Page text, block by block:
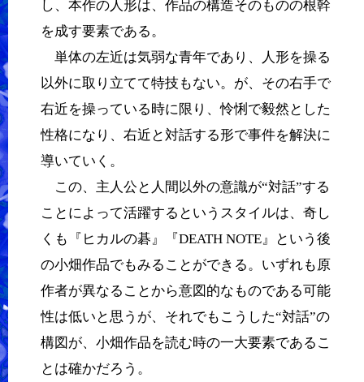
し、本作の人形は、作品の構造そのものの根幹
を成す要素である。
単体の左近は気弱な青年であり、人形を操る
以外に取り立てて特技もない。が、その右手で
右近を操っている時に限り、怜悧で毅然とした
性格になり、右近と対話する形で事件を解決に
導いていく。
この、主人公と人間以外の意識が“対話”する
ことによって活躍するというスタイルは、奇し
くも『ヒカルの碁』『DEATH NOTE』という後
の小畑作品でもみることができる。いずれも原
作者が異なることから意図的なものである可能
性は低いと思うが、それでもこうした“対話”の
構図が、小畑作品を読む時の一大要素であるこ
とは確かだろう。